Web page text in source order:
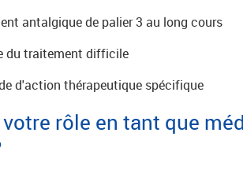
antalgique de palier 3 au long cours
du traitement difficile
d'action thérapeutique spécifique
rôle en tant que